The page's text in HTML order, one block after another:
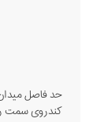
حد فاصل